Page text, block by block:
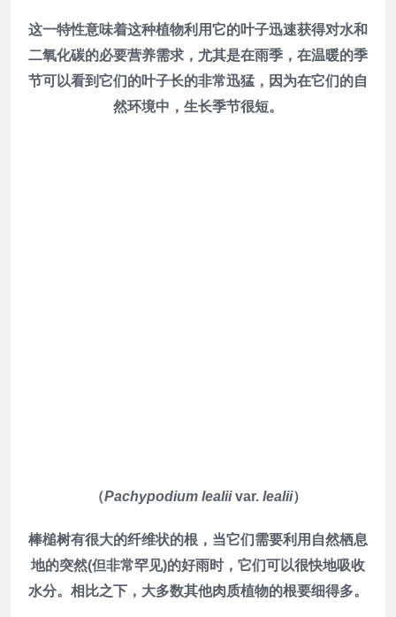
这一特性意味着这种植物利用它的叶子迅速获得对水和
二氧化碳的必要营养需求，尤其是在雨季，在温暖的季
节可以看到它们的叶子长的非常迅猛，因为在它们的自
然环境中，生长季节很短。
（Pachypodium lealiivar. lealii）
棒槌树有很大的纤维状的根，当它们需要利用自然栖息
地的突然(但非常罕见)的好雨时，它们可以很快地吸收
水分。相比之下，大多数其他肉质植物的根要细得多。